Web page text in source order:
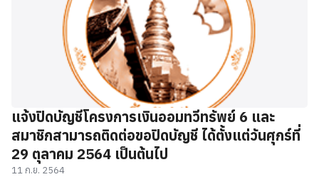
แจ้งปิดบัญชีโครงการเงินออมทวีทรัพย์ 6 และ
สมาชิกสามารถติดต่อขอปิดบัญชี ได้ตั้งแต่วันศุกร์ที่
29 ตุลาคม 2564 เป็นต้นไป
11 ก.ย. 2564